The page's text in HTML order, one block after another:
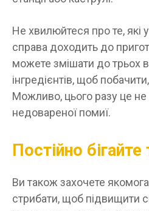
Не хвилюйтеся про те, які
справа доходить до
можете змішати до трьох
інгредієнтів, щоб
Можливо, цього разу це
недовареної помиї.
Постійно
Ви також захочете якомога
стрибати, щоб підвищити